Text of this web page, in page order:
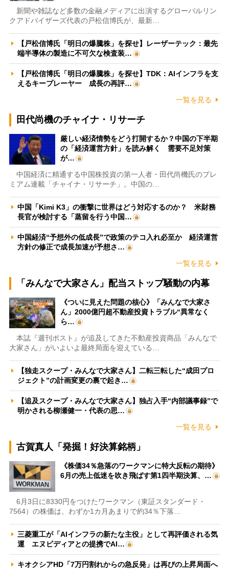
新聞や雑誌など多数の金融メディアに出演するグローバルリン
クアドバイザーズ代表の戸松信博氏が、最新…
【戸松信博氏「明日の爆騰株」を探せ】レーザーテック：最先
端半導体の製造に不可欠な検査装…
【戸松信博氏「明日の爆騰株」を探せ】TDK：AIインフラを支
えるキープレーヤー 成長の再評…
一覧を見る
田代尚機のチャイナ・リサーチ
厳しい経済情勢をどう打開するか？中国の下半期
の「経済運営方針」を読み解く 需要不足対策
が…
中国経済に精通する中国株投資の第一人者・田代尚機氏のプレ
ミアム連載「チャイナ・リサーチ」。中国の…
中国「Kimi K3」の衝撃に世界はどう対応するのか？ 米財務
長官が検討する「蒸留を行う中国…
中国経済“予想外の低成長”で政策のテコ入れ必至か 経済運営
方針の修正で成長加速が予想さ…
一覧を見る
「みんなで大家さん」配当ストップ騒動の内幕
《ついに見えた問題の核心》「みんなで大家さ
ん」2000億円超不動産投資トラブル“異常なく
ら…
本誌『週刊ポスト』が追及してきた不動産投資商品「みんなで
大家さん」がいよいよ最終局面を迎えている…
【独走スクープ・みんなで大家さん】二転三転した“成田プロ
ジェクト”の計画変更の裏で起き…
【追及スクープ・みんなで大家さん】独占入手“内部議事録”で
明かされる柳瀬健一・代表の思…
一覧を見る
古賀真人「発掘！好決算銘柄」
《株価34％急落のワークマンに特大反転の期待》
6月の売上低迷を吹き飛ばす第1四半期決算、…
6月3日に8330円をつけたワークマン（東証スタンダード・
7564）の株価は、わずか1カ月あまりで約34％下落…
三菱重工が「AIインフラの新たな主役」として再評価される気
運 エヌビディアとの提携でAI…
キオクシアHD「7万円割れからの急反発」は再びの上昇局面へ